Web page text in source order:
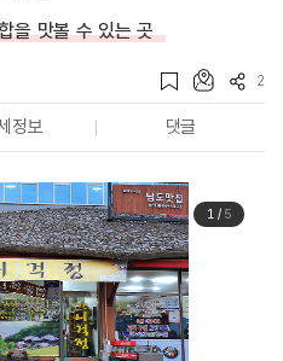
을 맛볼 수 있는 곳
2
정보 댓글
1/ 5